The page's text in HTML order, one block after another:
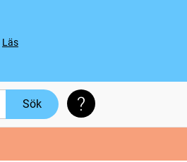
Läs
Sök Söktips